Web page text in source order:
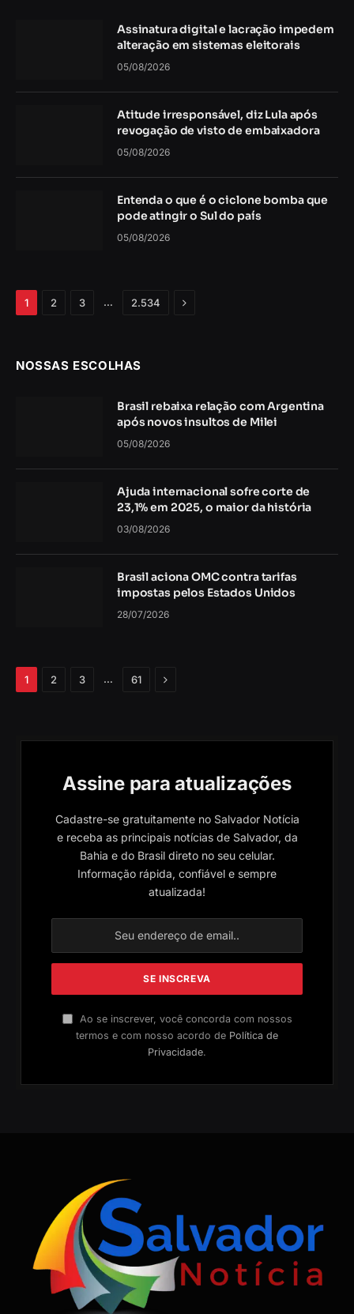
Assinatura digital e lacração impedem
alteração em sistemas eleitorais
05/08/2026
Atitude irresponsável, diz Lula após
revogação de visto de embaixadora
05/08/2026
Entenda o que é o ciclone bomba que
pode atingir o Sul do país
05/08/2026
1 2 3 … 2.534 Próximo
NOSSAS ESCOLHAS
Brasil rebaixa relação com Argentina
após novos insultos de Milei
05/08/2026
Ajuda internacional sofre corte de
23,1% em 2025, o maior da história
03/08/2026
Brasil aciona OMC contra tarifas
impostas pelos Estados Unidos
28/07/2026
1 2 3 … 61 Próximo
Assine para atualizações
Cadastre-se gratuitamente no Salvador Notícia
e receba as principais notícias de Salvador, da
Bahia e do Brasil direto no seu celular.
Informação rápida, confiável e sempre
atualizada!
Ao se inscrever, você concorda com nossos
termos e com nosso acordo de Política de
Privacidade.